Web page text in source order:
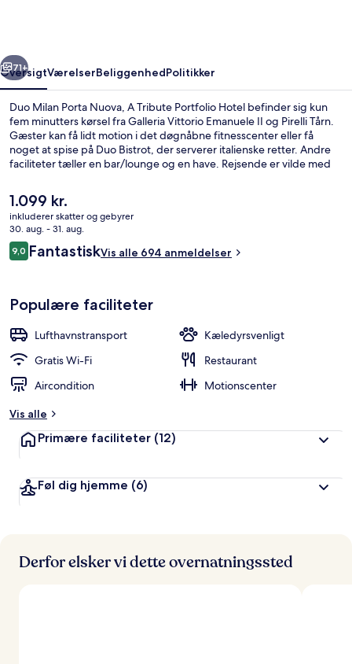
Portfolio
Hotel
Næste
71+
OversigtVærelserBeliggenhedPolitikker
Duo Milan Porta Nuova, A Tribute Portfolio Hotel befinder sig kun
fem minutters kørsel fra Galleria Vittorio Emanuele II og Pirelli Tårn.
Gæster kan få lidt motion i det døgnåbne fitnesscenter eller få
noget at spise på Duo Bistrot, der serverer italienske retter. Andre
faciliteter tæller en bar/lounge og en have. Rejsende er vilde med
kort gåtur fra offentlig transport: Via Filzi - Via Galvani
Sporvognsstation ligger 4 minutter væk og Via Filzi Via Pirelli
Sporvognsstation ligger 4 minutter derfra.
Den
nuværende
pris
er
1.099 kr.
1.099 kr.
inkluderer skatter og gebyrer
30. aug. - 31. aug.
Anmeldelser
9,09,0 ud af 10.
FantastiskVis alle 694 anmeldelser
Populære faciliteter
Lufthavnstransport
Kæledyrsvenligt
Gratis Wi-Fi
Restaurant
Aircondition
Motionscenter
Vis alle
Primære faciliteter (12)
Føl dig hjemme (6)
Derfor elsker vi dette overnatningssted